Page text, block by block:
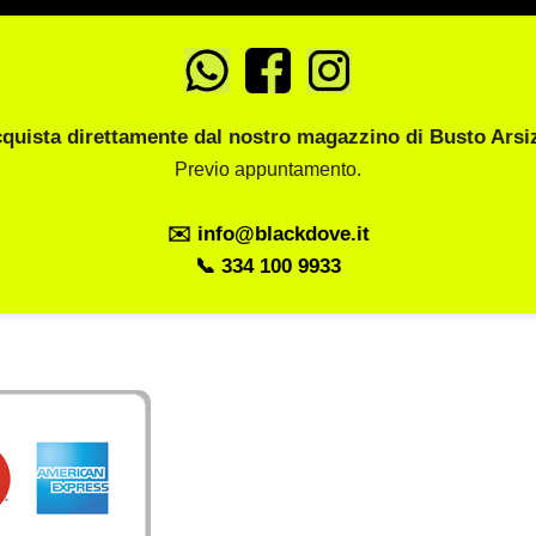
direttamente dal nostro magazzino di Busto
Previo appuntamento.
✉️ info@blackdove.it
📞 334 100 9933